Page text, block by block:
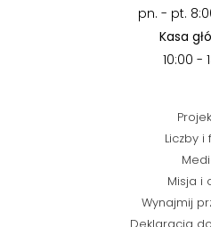
pn. - pt.
Kasa
10:00 -
Liczby i
Misja i
Wynajmij